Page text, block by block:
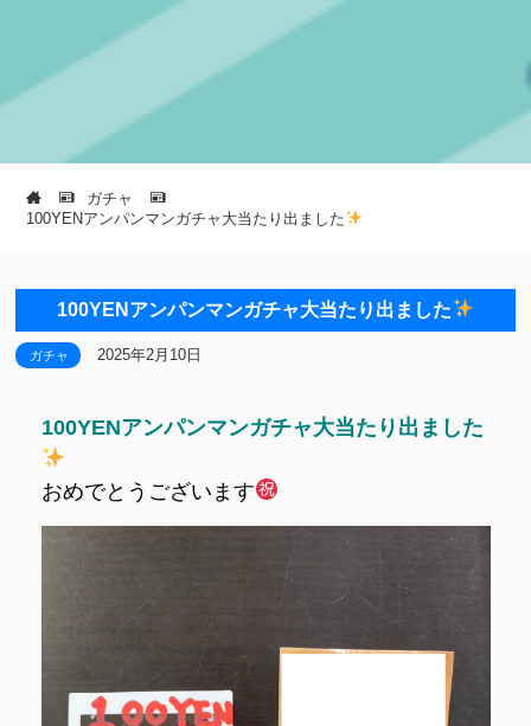
ガチャ
100YENアンパンマンガチャ大当たり出ました
100YENアンパンマンガチャ大当たり出ました
ガチャ 2025年2月10日
100YENアンパンマンガチャ大当たり出ました
おめでとうございます